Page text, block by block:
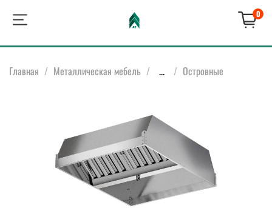
0
Главная Металлическая мебель ... Островные